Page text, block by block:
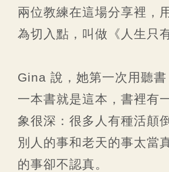
兩位教練在這場分享裡，
為切入點，叫做《人生只
Gina 說，她第一次用聽
一本書就是這本，書裡有
象很深：很多人有種活顛
別人的事和老天的事太當
的事卻不認真。